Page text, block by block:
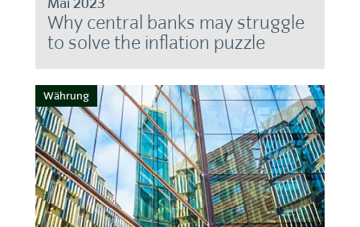
Mai 2023
Why central banks may struggle
to solve the inflation puzzle
Währung